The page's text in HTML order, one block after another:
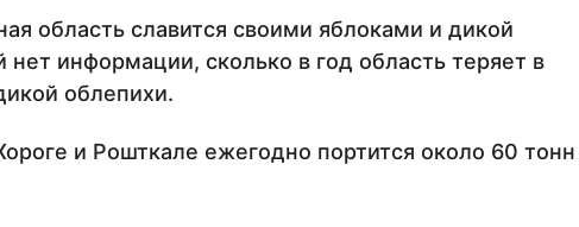
область славится своими яблоками и дикой
информации, сколько в год область теряет в
облепихи.
и Рошткале ежегодно портится около 60 тонн